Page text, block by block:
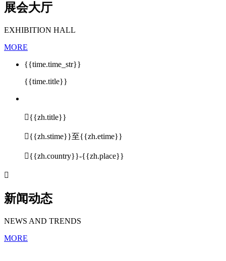
展会大厅
EXHIBITION HALL
MORE
{{time.time_str}}
{{time.title}}
{{zh.title}}
{{zh.stime}}至{{zh.etime}}
{{zh.country}}-{{zh.place}}

新闻动态
NEWS AND TRENDS
MORE